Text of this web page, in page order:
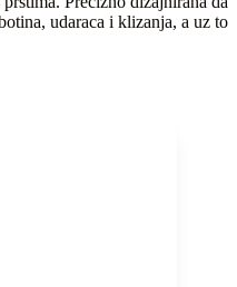
udaraca i klizanja, a uz to